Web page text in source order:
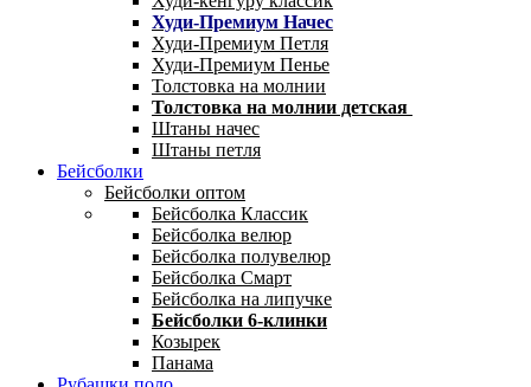
Худи-Премиум Начес
Худи-Премиум Петля
Худи-Премиум Пенье
Толстовка на молнии
Толстовка на молнии детская
Штаны начес
Штаны петля
Бейсболки
Бейсболки оптом
Бейсболка Классик
Бейсболка велюр
Бейсболка полувелюр
Бейсболка Смарт
Бейсболка на липучке
Бейсболки 6-клинки
Козырек
Панама